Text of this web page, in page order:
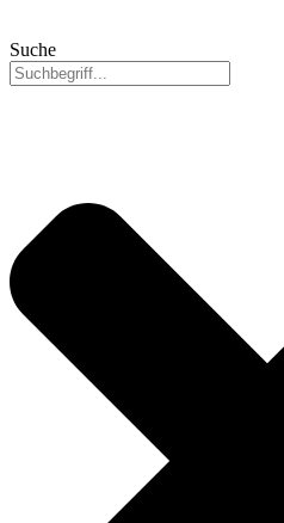
Suche